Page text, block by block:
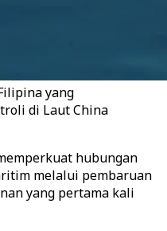
yang
di Laut China
hubungan
melalui pembaruan
yang pertama kali